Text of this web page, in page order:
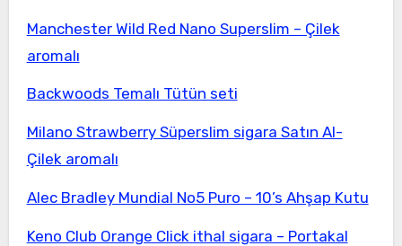
Manchester Wild Red Nano Superslim – Çilek
aromalı
Backwoods Temalı Tütün seti
Milano Strawberry Süperslim sigara Satın Al-
Çilek aromalı
Alec Bradley Mundial No5 Puro – 10’s Ahşap Kutu
Keno Club Orange Click ithal sigara – Portakal